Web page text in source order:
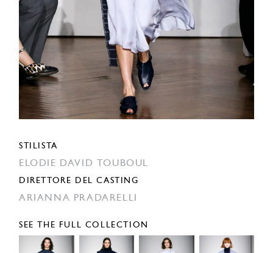
STILISTA
ELODIE DAVID TOUBOUL
DIRETTORE DEL CASTING
ARIANNA PRADARELLI
SEE THE FULL COLLECTION